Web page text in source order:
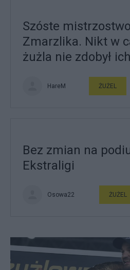
Szóste
Zmarzlika. Nikt w
żużla nie zdobył
HareM ŻUŻEL
Bez zmian na
Ekstraligi
Osowa22 ŻUŻEL